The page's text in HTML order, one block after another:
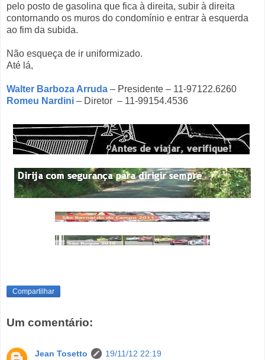
pelo posto de gasolina que fica à direita, subir à direita
contornando os muros do condomínio e entrar à esquerda
ao fim da subida.
Não esqueça de ir uniformizado.
Até lá,
Walter Barboza Arruda – Presidente – 11-97122.6260
Romeu Nardini – Diretor – 11-99154.4536
Compartilhar
Um comentário:
Jean Tosetto
19/11/12 22:19